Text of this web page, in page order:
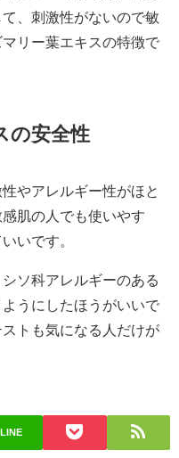
、刺激性がないので敏
リー葉エキスの特徴で
の安全性
やアレルギー性がほと
肌の人でも使いやす
いです。
ソ科アレルギーのある
うにしたほうがいいで
トも気になる人だけが
LINE